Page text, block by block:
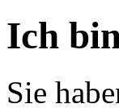
Ich
Sie